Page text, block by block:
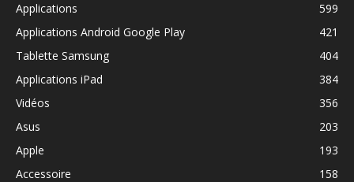
Applications
599
Applications Android Google Play
421
Tablette Samsung
404
Applications iPad
384
Vidéos
356
Asus
203
Apple
193
Accessoire
158